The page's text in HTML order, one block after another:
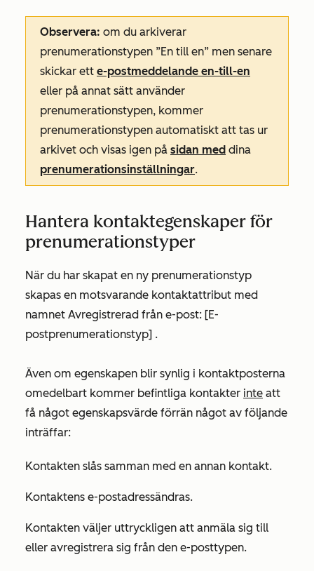
Observera: om du arkiverar
prenumerationstypen ”En till en” men senare
skickar ett e-postmeddelande en-till-en
eller på annat sätt använder
prenumerationstypen, kommer
prenumerationstypen automatiskt att tas ur
arkivet och visas igen på sidan med dina
prenumerationsinställningar.
Hantera kontaktegenskaper för
prenumerationstyper
När du har skapat en ny prenumerationstyp
skapas en motsvarande kontaktattribut med
namnet Avregistrerad från e-post: [E-
postprenumerationstyp] .
Även om egenskapen blir synlig i kontaktposterna
omedelbart kommer befintliga kontakter inte att
få något egenskapsvärde förrän något av följande
inträffar:
Kontakten slås samman med en annan kontakt.
Kontaktens e-postadressändras.
Kontakten väljer uttryckligen att anmäla sig till
eller avregistrera sig från den e-posttypen.